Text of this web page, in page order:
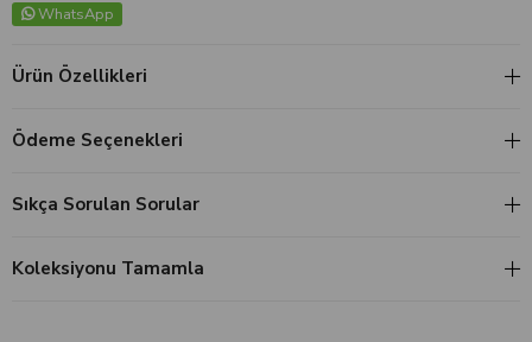
WhatsApp
Ürün Özellikleri
Ödeme Seçenekleri
Sıkça Sorulan Sorular
Koleksiyonu Tamamla